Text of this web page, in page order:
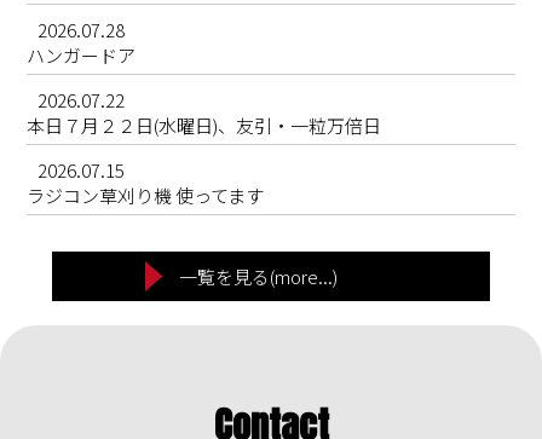
2026.07.28
ハンガードア
2026.07.22
本日７月２２日(水曜日)、友引・一粒万倍日
2026.07.15
ラジコン草刈り機 使ってます
一覧を見る(more...)
Contact